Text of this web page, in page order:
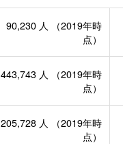
90,230 人
（2019年時
点）
443,743 人
（2019年時
点）
205,728 人
（2019年時
点）